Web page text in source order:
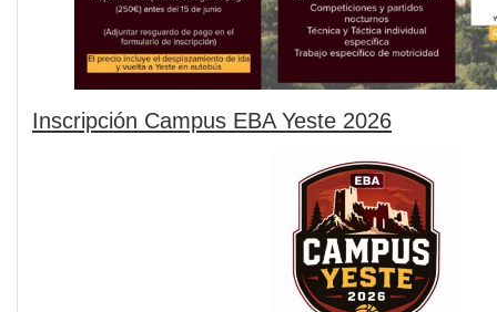
Inscripción Campus EBA Yeste 2026